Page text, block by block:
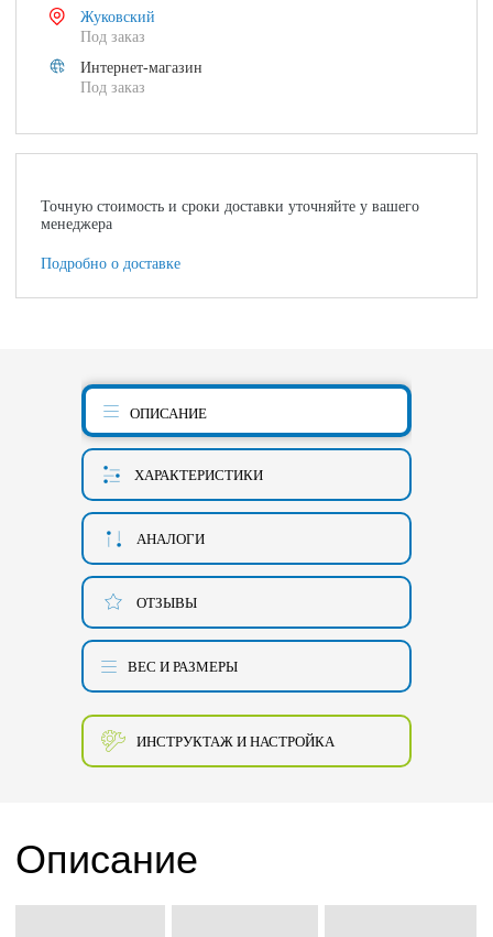
Жуковский
Под заказ
Интернет-магазин
Под заказ
Точную стоимость и сроки доставки уточняйте у вашего
менеджера
Подробно о доставке
ОПИСАНИЕ
ХАРАКТЕРИСТИКИ
АНАЛОГИ
ОТЗЫВЫ
ВЕС И РАЗМЕРЫ
ИНСТРУКТАЖ И НАСТРОЙКА
Описание